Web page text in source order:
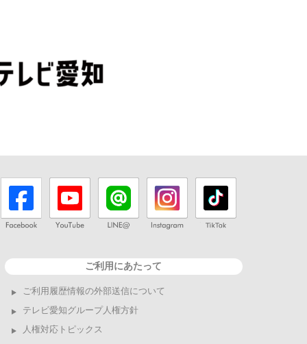
ご利用にあたって
ご利用履歴情報の外部送信について
テレビ愛知グループ人権方針
人権対応トピックス